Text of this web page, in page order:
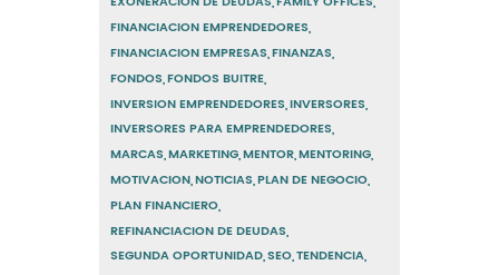
FINANCIACION EMPRENDEDORES
FINANCIACION EMPRESAS FINANZAS
FONDOS FONDOS BUITRE
INVERSION EMPRENDEDORES INVERSORES
INVERSORES PARA EMPRENDEDORES
MARCAS MARKETING MENTOR MENTORING
MOTIVACION NOTICIAS PLAN DE NEGOCIO
PLAN FINANCIERO
REFINANCIACION DE DEUDAS
SEGUNDA OPORTUNIDAD SEO TENDENCIA